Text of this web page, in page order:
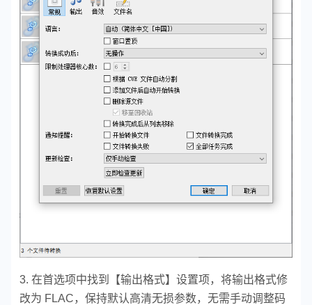
3. 在首选项中找到【输出格式】设置项，将输出格式修
改为 FLAC，保持默认高清无损参数，无需手动调整码